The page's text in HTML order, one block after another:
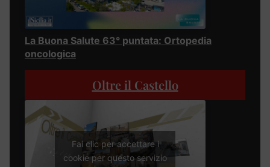
La Buona Salute 63° puntata: Ortopedia
oncologica
Oltre il Castello
Fai clic per accettare i
cookie per questo servizio